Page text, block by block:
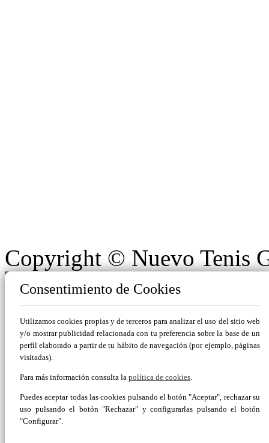
Copyright © Nuevo Tenis
Consentimiento de Cookies
Utilizamos cookies propias y de terceros para analizar el uso del sitio web
y/o mostrar publicidad relacionada con tu preferencia sobre la base de un
perfil elaborado a partir de tu hábito de navegación (por ejemplo, páginas
visitadas).
Para más información consulta la política de cookies
Puedes aceptar todas las cookies pulsando el botón "Aceptar", rechazar su
uso pulsando el botón "Rechazar" y configurarlas pulsando el botón
"Configurar".